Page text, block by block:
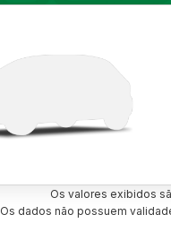
Os valores exibidos
Os dados não possuem